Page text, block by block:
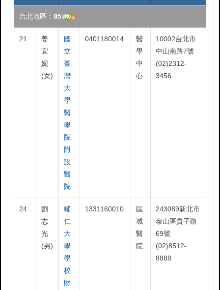
台北地區：85
21
姜
宜
妮
(女)
國
立
臺
灣
大
學
醫
學
院
附
設
醫
院
0401180014
醫
學
中
心
10002台北市
中山南路7號
(02)2312-
3456
24
劉
志
光
(男)
輔
仁
大
學
學
校
財
1331160010
區
域
醫
院
243089新北市
泰山區貴子路
69號
(02)8512-
8888